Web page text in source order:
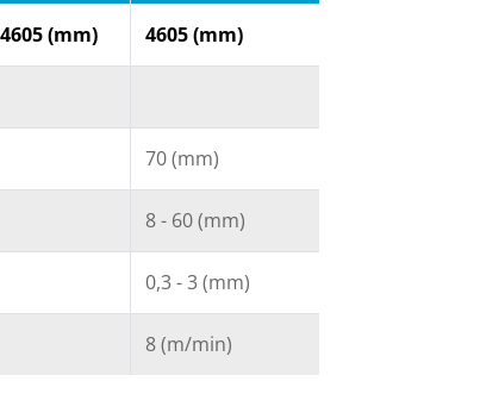
(mm) 4605 (mm)
70 (mm)
8 - 60 (mm)
0,3 - 3 (mm)
8 (m/min)